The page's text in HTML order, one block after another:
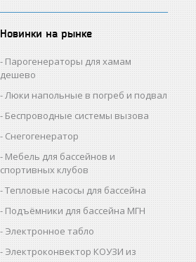
Новинки на рынке
Парогенераторы для хамам
дешево
Люки напольные в погреб и подвал
Беспроводные системы вызова
Снегогенератор
Мебель для бассейнов и
спортивных клубов
Тепловые насосы для бассейна
Подъёмники для бассейна МГН
Электронное табло
Электроконвектор КОУЗИ из